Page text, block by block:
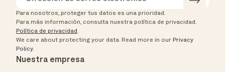
Para nosotros, proteger tus datos es una prioridad.
Para más información, consulta nuestra política de privacidad.
Política de privacidad .
We care about protecting your data. Read more in our Privacy
Policy.
Nuestra empresa